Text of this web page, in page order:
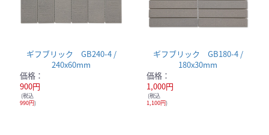
ギフブリック GB240-4 /
240x60mm
価格：
900円
(税込
990円)
ギフブリック GB180-4 /
180x30mm
価格：
1,000円
(税込
1,100円)